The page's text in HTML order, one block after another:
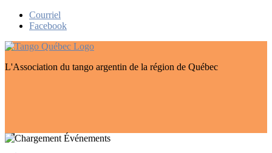
Skip
Courriel
Facebook
L'Association du tango argentin de la région de Québec